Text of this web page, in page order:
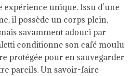
expérience unique. Issu d’une
il possède un corps plein,
savamment adouci par
conditionne son café moulu
protégée pour en sauvegarder
pareils. Un savoir-faire